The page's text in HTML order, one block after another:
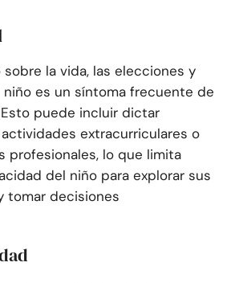
la vida, las elecciones y
es un síntoma frecuente de
puede incluir dictar
extracurriculares o
profesionales, lo que limita
del niño para explorar sus
tomar decisiones